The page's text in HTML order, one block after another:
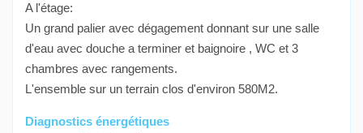
A l'étage:
Un grand palier avec dégagement donnant sur une salle
d'eau avec douche a terminer et baignoire , WC et 3
chambres avec rangements.
L'ensemble sur un terrain clos d'environ 580M2.
Diagnostics énergétiques